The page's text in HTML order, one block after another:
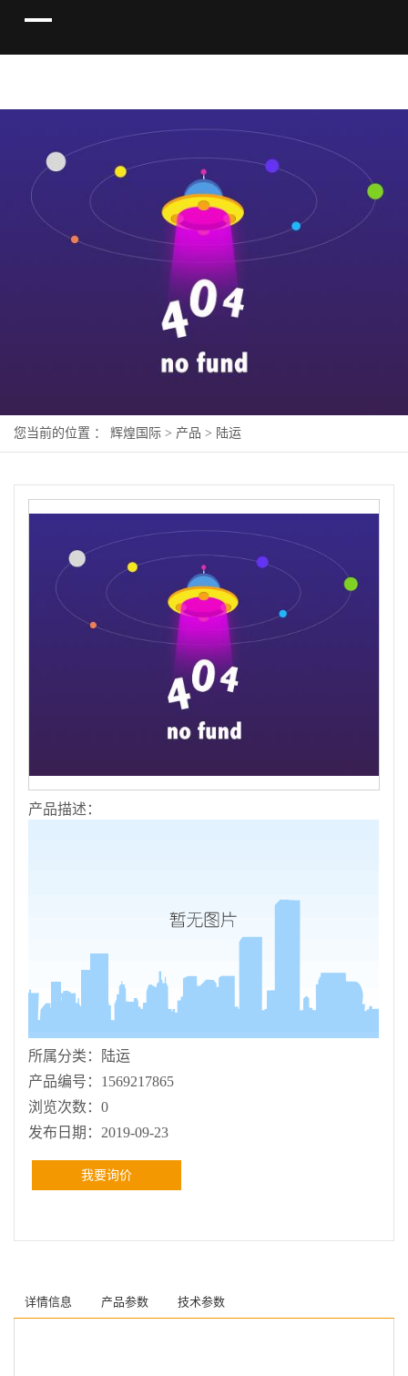
您当前的位置 ： 辉煌国际 > 产品 > 陆运
产品描述：
所属分类：
陆运
产品编号： 1569217865
浏览次数： 0
发布日期： 2019-09-23
我要询价
详情信息 产品参数 技术参数